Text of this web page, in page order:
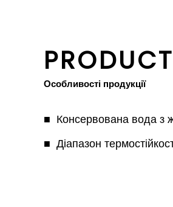
Особливості продукції
Консервована вода з
Діапазон